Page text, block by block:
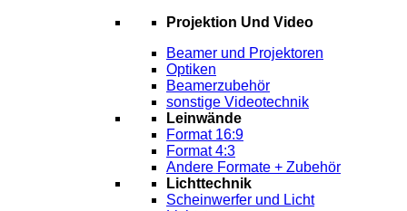
Projektion Und Video
Beamer und Projektoren
Optiken
Beamerzubehör
sonstige Videotechnik
Leinwände
Format 16:9
Format 4:3
Andere Formate + Zubehör
Lichttechnik
Scheinwerfer und Licht